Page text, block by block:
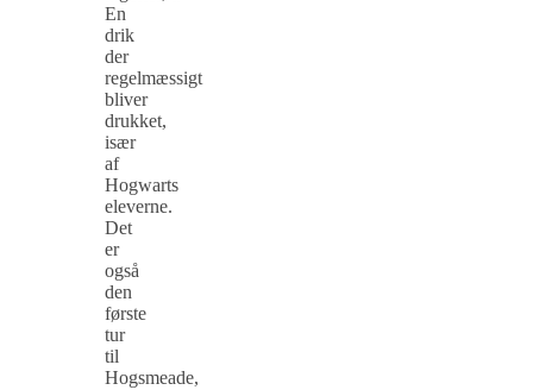
En
drik
der
regelmæssigt
bliver
drukket,
især
af
Hogwarts
eleverne.
Det
er
også
den
første
tur
til
Hogsmeade,